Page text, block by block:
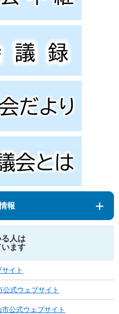
報
人は
ます
イト
式ウェブサイト
公式ウェブサイト